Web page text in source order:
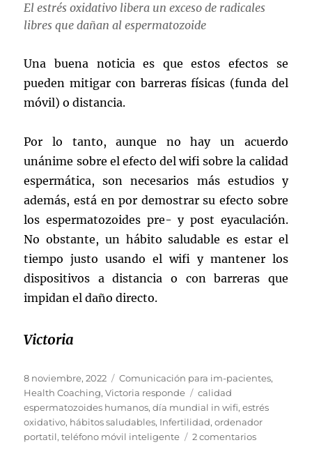
El estrés oxidativo libera un exceso de radicales
libres que dañan al espermatozoide
Una buena noticia es que estos efectos se
pueden mitigar con barreras físicas (funda del
móvil) o distancia.
Por lo tanto, aunque no hay un acuerdo
unánime sobre el efecto del wifi sobre la calidad
espermática, son necesarios más estudios y
además, está en por demostrar su efecto sobre
los espermatozoides pre- y post eyaculación.
No obstante, un hábito saludable es estar el
tiempo justo usando el wifi y mantener los
dispositivos a distancia o con barreras que
impidan el daño directo.
Victoria
Publicado
el
8 noviembre, 2022 Categorías
Comunicación para im-pacientes,
Health Coaching,Victoria responde Etiquetas
calidad
espermatozoides humanos,día mundial in wifi,estrés
oxidativo, hábitos saludables, Infertilidad,ordenador
portatil,teléfono móvil inteligente 2 comentariosen